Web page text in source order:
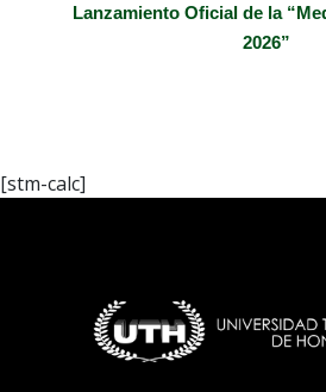
Lanzamiento Oficial de la
2026”
[stm-calc]